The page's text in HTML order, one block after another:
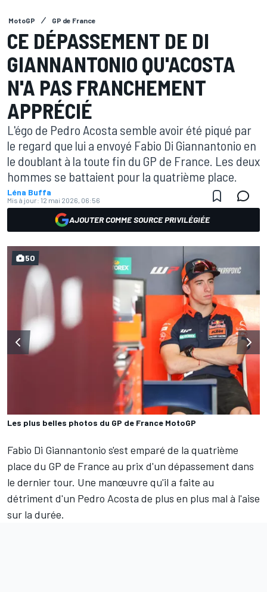
MotoGP GP de France
CE DÉPASSEMENT DE DI
GIANNANTONIO QU'ACOSTA
N'A PAS FRANCHEMENT
APPRÉCIÉ
L'égo de Pedro Acosta semble avoir été piqué par
le regard que lui a envoyé Fabio Di Giannantonio en
le doublant à la toute fin du GP de France. Les deux
hommes se battaient pour la quatrième place.
Léna Buffa
Mis à jour: 12 mai 2026, 06:56
AJOUTER COMME SOURCE PRIVILÉGIÉE
Les plus belles photos du GP de France MotoGP
50
Fabio Di Giannantonio s'est emparé de la quatrième
place du GP de France au prix d'un dépassement dans
le dernier tour. Une manœuvre qu'il a faite au
détriment d'un Pedro Acosta de plus en plus mal à l'aise
sur la durée.